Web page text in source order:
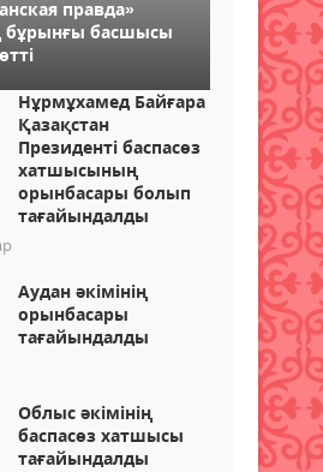
правда»
бұрынғы басшысы
Нұрмұхамед Байғара
Қазақстан
Президенті баспасөз
хатшысының
орынбасары болып
тағайындалды
Аудан әкімінің
орынбасары
тағайындалды
Облыс әкімінің
баспасөз хатшысы
тағайындалды